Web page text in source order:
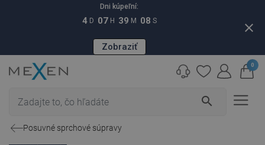
Dni kúpeľní:
4 D 07 H 39 M 07 S
Zobraziť
close
search
0
Posuvné sprchové súpravy